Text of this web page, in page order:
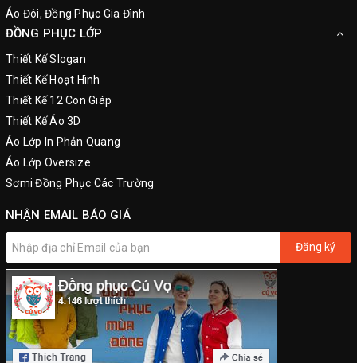
Áo Đôi, Đồng Phục Gia Đình
ĐỒNG PHỤC LỚP
Thiết Kế Slogan
Thiết Kế Hoạt Hình
Thiết Kế 12 Con Giáp
Thiết Kế Áo 3D
Áo Lớp In Phản Quang
Áo Lớp Oversize
Sơmi Đồng Phục Các Trường
NHẬN EMAIL BÁO GIÁ
Đăng ký